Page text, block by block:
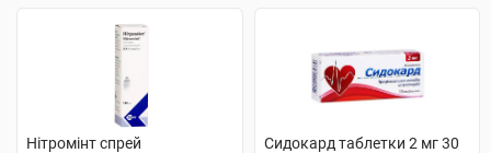
Нітромінт спрей
Сидокард таблетки 2 мг 30